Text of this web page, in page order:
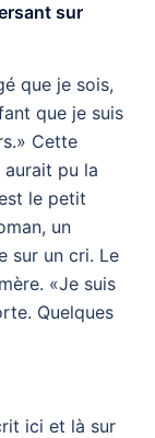
sur
que je sois,
que je suis
Cette
aurait pu la
le petit
un
sur un cri. Le
«Je suis
Quelques
ici et là sur